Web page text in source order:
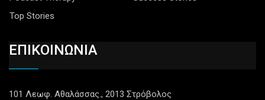
Top Stories
ΕΠΙΚΟΙΝΩΝΙΑ
101 Λεωφ. Αθαλάσσας., 2013 Στρόβολος